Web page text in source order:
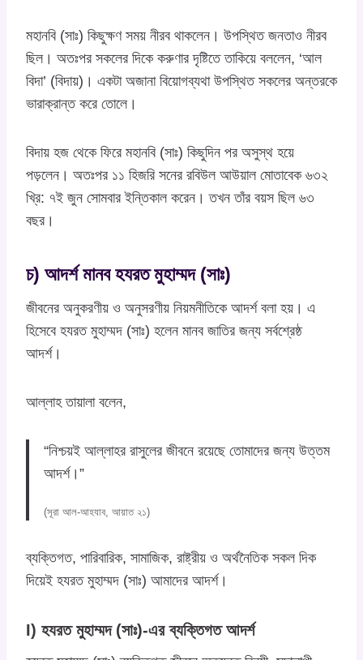
মহানবি (সাঃ) কিছুক্ষণ সময় নীরব থাকলেন। উপস্থিত জনতাও নীরব
ছিল। অতঃপর সকলের দিকে করুণার দৃষ্টিতে তাকিয়ে বললেন, ‘আল
বিদা’ (বিদায়)। একটা অজানা বিয়োগব্যথা উপস্থিত সকলের অন্তরকে
ভারাক্রান্ত করে তোলে।
বিদায় হজ থেকে ফিরে মহানবি (সাঃ) কিছুদিন পর অসুস্থ হয়ে
পড়লেন। অতঃপর ১১ হিজরি সনের রবিউল আউয়াল মোতাবেক ৬৩২
খ্রি: ৭ই জুন সোমবার ইন্তিকাল করেন। তখন তাঁর বয়স ছিল ৬৩
বছর।
চ) আদর্শ মানব হযরত মুহাম্মদ (সাঃ)
জীবনের অনুকরণীয় ও অনুসরণীয় নিয়মনীতিকে আদর্শ বলা হয়। এ
হিসেবে হযরত মুহাম্মদ (সাঃ) হলেন মানব জাতির জন্য সর্বশ্রেষ্ঠ
আদর্শ।
আল্লাহ তায়ালা বলেন,
“নিশ্চয়ই আল্লাহর রাসুলের জীবনে রয়েছে তোমাদের জন্য উত্তম
আদর্শ।”
(সূরা আল-আহযাব, আয়াত ২১)
ব্যক্তিগত, পারিবারিক, সামাজিক, রাষ্ট্রীয় ও অর্থনৈতিক সকল দিক
দিয়েই হযরত মুহাম্মদ (সাঃ) আমাদের আদর্শ।
I) হযরত মুহাম্মদ (সাঃ)-এর ব্যক্তিগত আদৰ্শ